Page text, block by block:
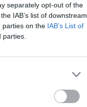
separately opt-out of the
IAB’s list of downstream
parties on the IAB’s List of
via